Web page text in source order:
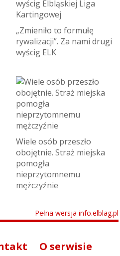
„Zmieniło to formułę
rywalizacji”. Za nami drugi
wyścig ELK
Wiele osób przeszło
obojętnie. Straż miejska
pomogła
nieprzytomnemu
mężczyźnie
Pełna wersja info.elblag.pl
O serwisie